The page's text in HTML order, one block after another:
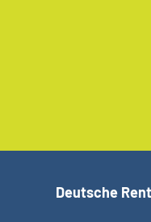
Deutsche